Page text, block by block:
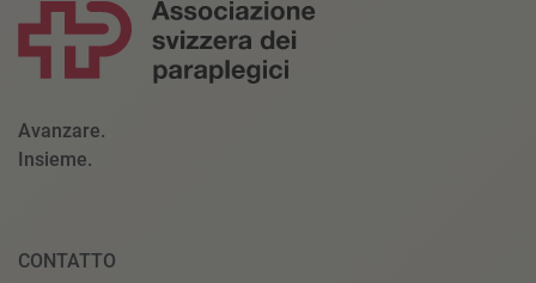
Avanzare.
Insieme.
CONTATTO